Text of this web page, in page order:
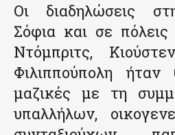
Οι διαδηλώσεις
Σόφια και σε
Ντόμπριτς,
Φιλιππούπολη ήταν
μαζικές με τη
υπαλλήλων,